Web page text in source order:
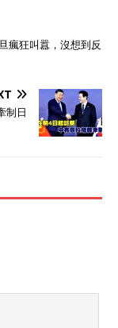
瘋狂叫囂，沒想到反
制日